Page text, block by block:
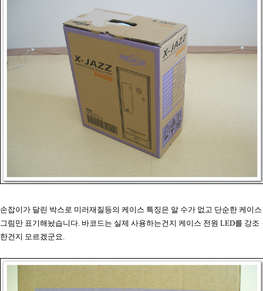
손잡이가 달린 박스로 미러재질등의 케이스 특징은 알 수가 없고 단순한 케이스
그림만 표기해놨습니다. 바코드는 실제 사용하는건지 케이스 전원 LED를 강조
한건지 모르겠군요.